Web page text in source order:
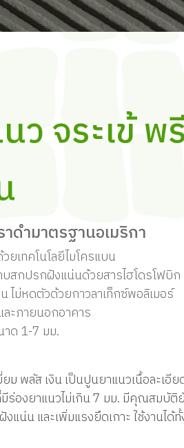
ว จระเข้ พ
ดำมาตรฐานอเมริกา
ยเทคโนโลยีไมโครแบน
สกปรกฝังแน่นด้วยสารไฮโดรโฟบิก
ไม่หดตัวด้วยกาวลาเท็กซ์พอลิเมอร์
ละภายนอกอาคาร
ด 1-7 มม.
ม พลัส เงิน เป็นปูนยาแนวเนื้อละเอี
ร่องยาแนวไม่เกิน 7 มม. มีคุณสมบัติ
น่น และเพิ่มแรงยึดเกาะ ใช้งานได้ทั้